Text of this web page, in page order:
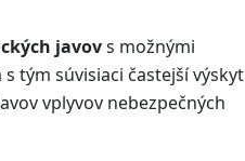
javovs možnými
tým súvisiaci častejší výskyt
vplyvov nebezpečných